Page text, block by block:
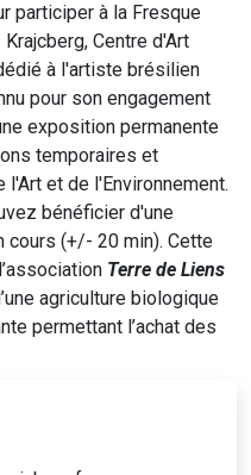
participer à la Fresque
Centre d'Art
à l'artiste brésilien
pour son engagement
exposition permanente
temporaires et
et de l'Environnement.
bénéficier d'une
(+/- 20 min). Cette
Terre de Liens
agriculture biologique
permettant l’achat des